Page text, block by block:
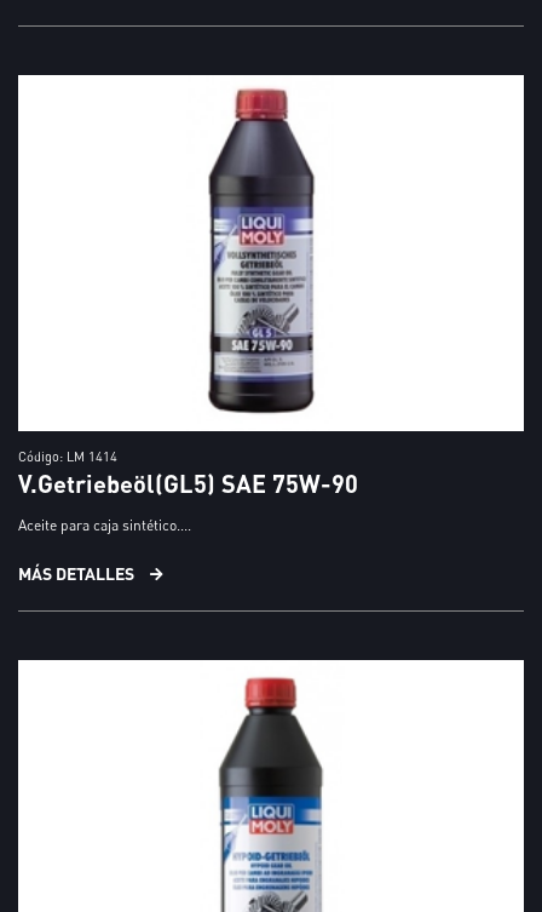
Código: LM 1414
V.Getriebeöl(GL5) SAE 75W-90
Aceite para caja sintético....
MÁS DETALLES